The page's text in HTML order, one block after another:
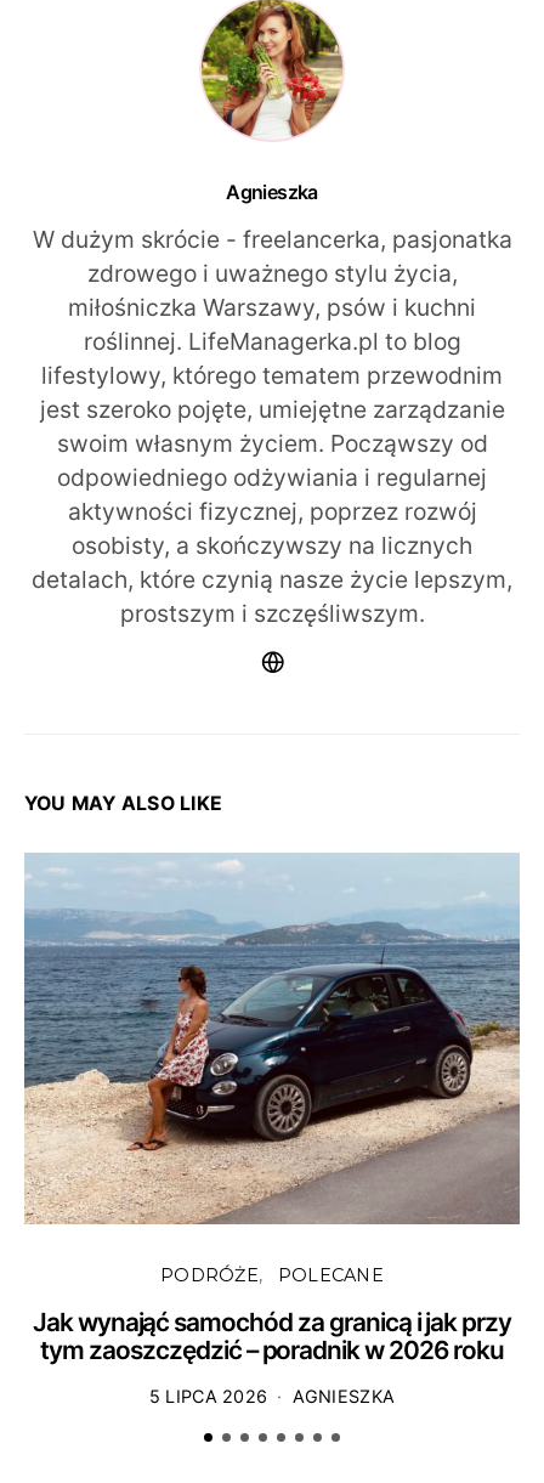
Agnieszka
W dużym skrócie - freelancerka, pasjonatka
zdrowego i uważnego stylu życia,
miłośniczka Warszawy, psów i kuchni
roślinnej. LifeManagerka.pl to blog
lifestylowy, którego tematem przewodnim
jest szeroko pojęte, umiejętne zarządzanie
swoim własnym życiem. Począwszy od
odpowiedniego odżywiania i regularnej
aktywności fizycznej, poprzez rozwój
osobisty, a skończywszy na licznych
detalach, które czynią nasze życie lepszym,
prostszym i szczęśliwszym.
YOU MAY ALSO LIKE
PODRÓŻE POLECANE
Jak wynająć samochód za granicą i jak przy
tym zaoszczędzić – poradnik w 2026 roku
5 LIPCA 2026 AGNIESZKA